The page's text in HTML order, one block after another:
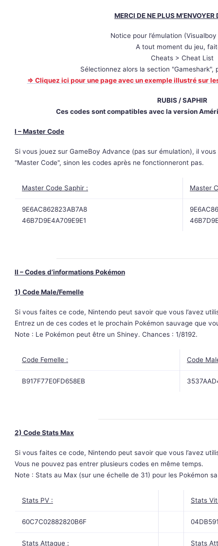
MERCI DE NE PLUS M’ENVOYER
Notice pour l’émulation
A tout moment du jeu,
Cheats > Cheat List
Sélectionnez alors la section "Gameshark",
=> Cliquez ici pour une page avec un exemple illustré sur
RUBIS / SAPHIR
Ces codes sont compatibles avec la version
I – Master Code
Si vous jouez sur GameBoy Advance (pas sur émulation), il
"Master Code", sinon les codes après ne fonctionneront pas.
Master Code Saphir : Master
9E6AC862823AB7A8
46B7D9E4A709E9E1
II – Codes d’informations Pokémon
1) Code Male/Femelle
Si vous faites ce code, Nintendo peut savoir que vous l’avez
Entrez un de ces codes et le prochain Pokémon sauvage que
Note : Le Pokémon peut être un Shiney. Chances : 1/8192.
Code Femelle : Code
B917F77E0FD658EB
2) Code Stats Max
Si vous faites ce code, Nintendo peut savoir que vous l’avez
Vous ne pouvez pas entrer plusieurs codes en même temps.
Note : Stats au Max (sur une échelle de 31) pour les Pokémon
Stats PV : Stats
60C7C02882820B6F
Stats Attaque : Stats